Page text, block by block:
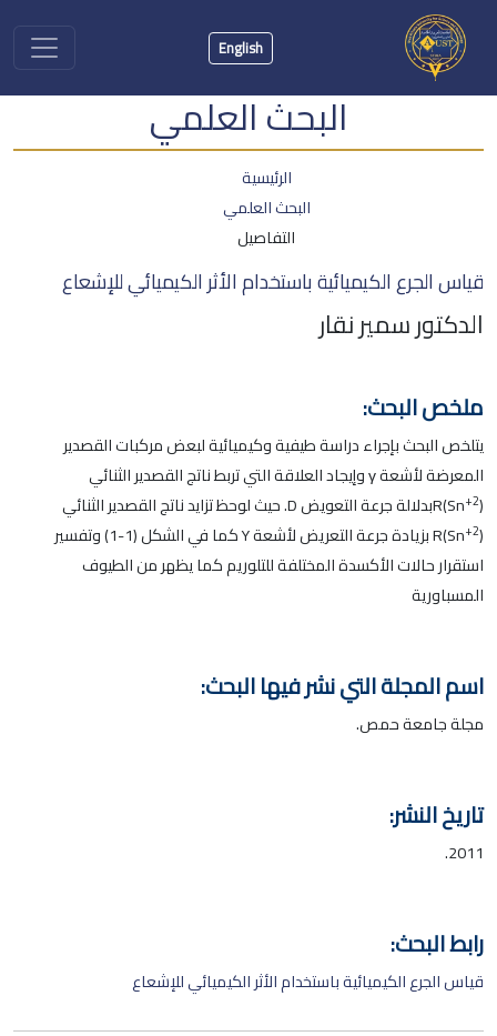
English
البحث العلمي
الرئيسية
البحث العلمي
التفاصيل
قياس الجرع الكيميائية باستخدام الأثر الكيميائي للإشعاع
الدكتور سمير نقار
ملخص البحث:
يتلخص البحث بإجراء دراسة طيفية وكيميائية لبعض مركبات القصدير
المعرضة لأشعة γ وإيجاد العلاقة التي تربط ناتج القصدير الثنائي
R(Sn+2
)بدلالة جرعة التعويض D. حيث لوحظ تزايد ناتج القصدير الثنائي
R(Sn+2
) بزيادة جرعة التعريض لأشعة Y كما في الشكل (1-1) وتفسير
استقرار حالات الأكسدة المختلفة للتلوريم كما يظهر من الطيوف
المسباورية
اسم المجلة التي نشر فيها البحث:
مجلة جامعة حمص.
تاريخ النشر:
2011.
رابط البحث:
قياس الجرع الكيميائية باستخدام الأثر الكيميائي للإشعاع